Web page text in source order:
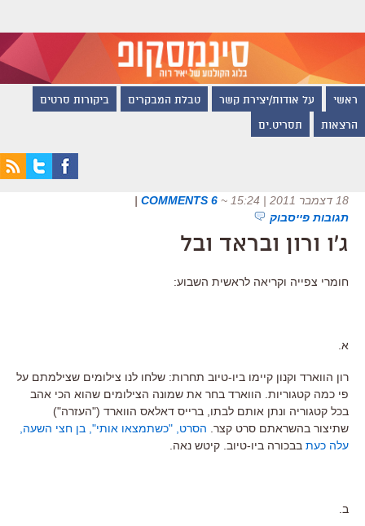
ראשי על אודות/יצירת קשר טבלת המבקרים ביקורות סרטים
הרצאות תסריט.ים
18 דצמבר 2011 | 15:24 ~
6 COMMENTS
|
תגובות פייסבוק
ג'ו ורון ובראד ובל
חומרי צפייה וקריאה לראשית השבוע:
א.
רון הווארד וקנון קיימו ביו-טיוב תחרות: שלחו לנו צילומים שצילמתם על
פי כמה קטגוריות. הווארד בחר את שמונה הצילומים שהוא הכי אהב
בכל קטגוריה ונתן אותם לבתו, ברייס דאלאס הווארד ("העזרה")
שתיצור בהשראתם סרט קצר. הסרט, "כשתמצאו אותי", בן חצי השעה,
עלה כעת בבכורה ביו-טיוב. קיטש נאה.
ב.